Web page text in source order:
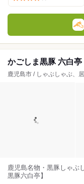
かごしま黒豚 六白亭
鹿児島市 / しゃぶしゃぶ、
鹿児島名物・黒豚しゃぶ
黒豚六白亭】